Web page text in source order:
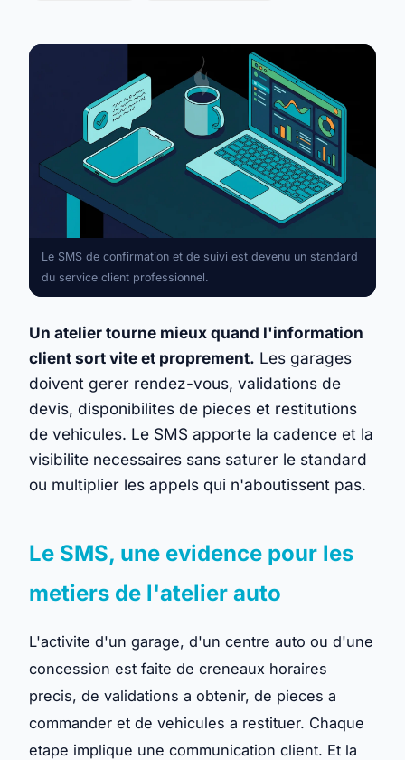
Le SMS de confirmation et de suivi est devenu un standard
du service client professionnel.
Un atelier tourne mieux quand l'information
client sort vite et proprement. Les garages
doivent gerer rendez-vous, validations de
devis, disponibilites de pieces et restitutions
de vehicules. Le SMS apporte la cadence et la
visibilite necessaires sans saturer le standard
ou multiplier les appels qui n'aboutissent pas.
Le SMS, une evidence pour les
metiers de l'atelier auto
L'activite d'un garage, d'un centre auto ou d'une
concession est faite de creneaux horaires
precis, de validations a obtenir, de pieces a
commander et de vehicules a restituer. Chaque
etape implique une communication client. Et la